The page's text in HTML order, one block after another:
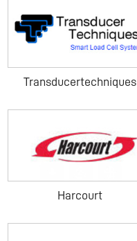
Transducertechniques
Harcourt